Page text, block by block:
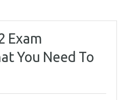
Exam
You Need To